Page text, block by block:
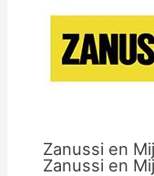
Zanussi en
Zanussi en